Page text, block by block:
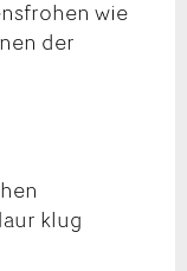
wie
der
klug